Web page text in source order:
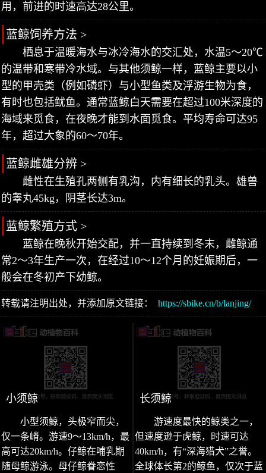
用，前进的时速高达28公里。
蓝鲸饲养方法 >
栖息于温暖海水与冰冷海水的交汇处，水温5～20℃
的温带和寒带冷水域。与其他须鲸一样，蓝鲸主要以小
型的甲壳类（例如磷虾）与小型鱼类及浮游生物为食，
有时也包括鱿鱼。通常蓝鲸白天需要在超过100米深度的
海域来觅食，在夜晚才能到水面觅食。平均寿命可达95
年，超过大象的60～70年。
蓝鲸雌雄分辨 >
雌性在生殖孔两侧有乳沟，内有细长的乳头。雄兽
的睾丸45kg，阴茎长达3m。
蓝鲸繁殖方式 >
蓝鲸在晚秋开始交配，并一直持续到冬末，雌鲸通
常2～3年生产一次，在经过10～12个月的妊娠期后，一
般会在冬初产下幼鲸。
转载请注明出处，并添加原文链接： https://sbike.cn/b/lanjing/
小须鲸
小型须鲸，头极窄而尖，
仅一条嵴。游速9～13km/h，最
高可达20km/h。仔鲸在哺乳期
随母鲸游泳。母仔鲸眷恋性
长须鲸
游速度最快的鲸类之一，
但速度逊于虎鲸，时速可达
40km/h，有“深海猎犬”之誉。
全球体长第2的鲸鱼，仅次于蓝